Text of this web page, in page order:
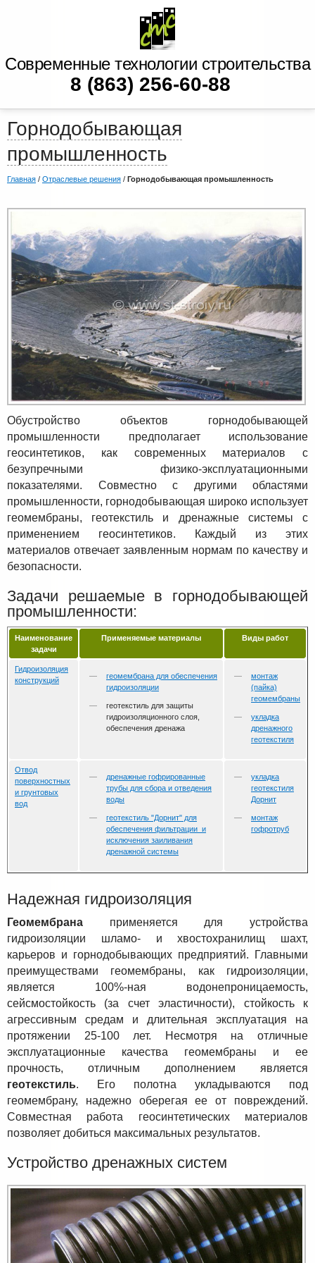
Современные технологии строительства
8 (863) 256-60-88
Горнодобывающая
промышленность
Главная / Отраслевые решения / Горнодобывающая промышленность
Обустройство объектов горнодобывающей
промышленности предполагает использование
геосинтетиков, как современных материалов с
безупречными физико-эксплуатационными
показателями. Совместно с другими областями
промышленности, горнодобывающая широко использует
геомембраны, геотекстиль и дренажные системы с
применением геосинтетиков. Каждый из этих
материалов отвечает заявленным нормам по качеству и
безопасности.
Задачи решаемые в горнодобывающей
промышленности:
Наименование
задачи
Применяемые материалы Виды работ
Гидроизоляция
конструкций
геомембрана для обеспечения
гидроизоляции
геотекстиль для защиты
гидроизоляционного слоя,
обеспечения дренажа
монтаж
(пайка)
геомембраны
укладка
дренажного
геотекстиля
Отвод
поверхностных
и грунтовых
вод
дренажные гофрированные
трубы для сбора и отведения
воды
геотекстиль "Дорнит" для
обеспечения фильтрации и
исключения заиливания
дренажной системы
укладка
геотекстиля
Дорнит
монтаж
гофротруб
Надежная гидроизоляция
Геомембрана применяется для устройства
гидроизоляции шламо- и хвостохранилищ шахт,
карьеров и горнодобывающих предприятий. Главными
преимуществами геомембраны, как гидроизоляции,
является 100%-ная водонепроницаемость,
сейсмостойкость (за счет эластичности), стойкость к
агрессивным средам и длительная эксплуатация на
протяжении 25-100 лет. Несмотря на отличные
эксплуатационные качества геомембраны и ее
прочность, отличным дополнением является
геотекстиль. Его полотна укладываются под
геомембрану, надежно оберегая ее от повреждений.
Совместная работа геосинтетических материалов
позволяет добиться максимальных результатов.
Устройство дренажных систем